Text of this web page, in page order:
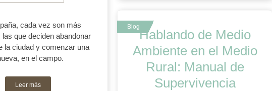
cada vez son más
las que deciden abandonar
la ciudad y comenzar una
en el campo.
Leer más
Hablando de Medio
Ambiente en el Medio
Rural: Manual de
Supervivencia